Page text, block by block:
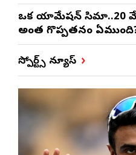
ఒక యానిమేషన్ సినిమా..20
అంత గొప్పతనం
స్పోర్ట్స్ న్యూస్